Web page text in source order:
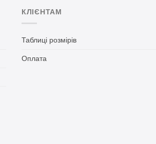
КЛІЄНТАМ
Таблиці розмірів
Оплата